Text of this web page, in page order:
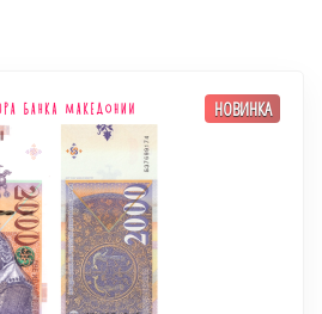
НОВИНКА